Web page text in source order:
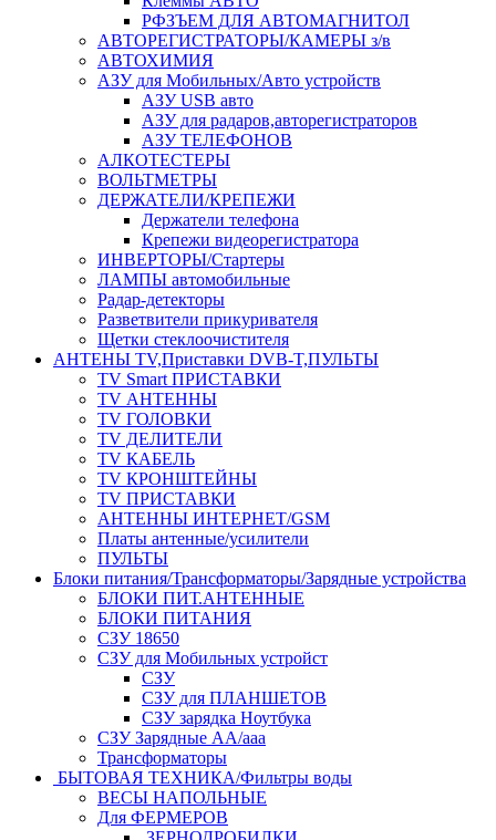
РФЗЪЕМ ДЛЯ АВТОМАГНИТОЛ
АВТОРЕГИСТРАТОРЫ/КАМЕРЫ з/в
АВТОХИМИЯ
АЗУ для Мобильных/Авто устройств
АЗУ USB авто
АЗУ для радаров,авторегистраторов
АЗУ ТЕЛЕФОНОВ
АЛКОТЕСТЕРЫ
ВОЛЬТМЕТРЫ
ДЕРЖАТЕЛИ/КРЕПЕЖИ
Держатели телефона
Крепежи видеорегистратора
ИНВЕРТОРЫ/Стартеры
ЛАМПЫ автомобильные
Радар-детекторы
Разветвители прикуривателя
Щетки стеклоочистителя
АНТЕНЫ ТV,Приставки DVB-T,ПУЛЬТЫ
TV Smart ПРИСТАВКИ
TV АНТЕННЫ
TV ГОЛОВКИ
TV ДЕЛИТЕЛИ
TV КАБЕЛЬ
TV КРОНШТЕЙНЫ
TV ПРИСТАВКИ
АНТЕННЫ ИНТЕРНЕТ/GSM
Платы антенные/усилители
ПУЛЬТЫ
Блоки питания/Трансформаторы/Зарядные устройства
БЛОКИ ПИТ.АНТЕННЫЕ
БЛОКИ ПИТАНИЯ
СЗУ 18650
СЗУ для Мобильных устройст
СЗУ
СЗУ для ПЛАНШЕТОВ
СЗУ зарядка Ноутбука
СЗУ Зарядные АА/ааа
Трансформаторы
БЫТОВАЯ ТЕХНИКА/Фильтры воды
ВЕСЫ НАПОЛЬНЫЕ
Для ФЕРМЕРОВ